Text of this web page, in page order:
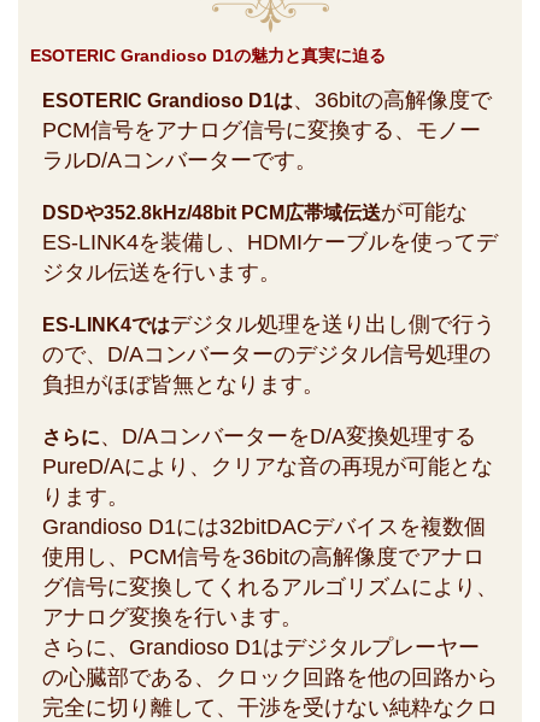
ESOTERIC Grandioso D1の魅力と真実に迫る
ESOTERIC Grandioso D1は、36bitの高解像度で
PCM信号をアナログ信号に変換する、モノー
ラルD/Aコンバーターです。
DSDや352.8kHz/48bit PCM広帯域伝送が可能な
ES-LINK4を装備し、HDMIケーブルを使ってデ
ジタル伝送を行います。
ES-LINK4ではデジタル処理を送り出し側で行う
ので、D/Aコンバーターのデジタル信号処理の
負担がほぼ皆無となります。
さらに、D/AコンバーターをD/A変換処理する
PureD/Aにより、クリアな音の再現が可能とな
ります。
Grandioso D1には32bitDACデバイスを複数個
使用し、PCM信号を36bitの高解像度でアナロ
グ信号に変換してくれるアルゴリズムにより、
アナログ変換を行います。
さらに、Grandioso D1はデジタルプレーヤー
の心臓部である、クロック回路を他の回路から
完全に切り離して、干渉を受けない純粋なクロ